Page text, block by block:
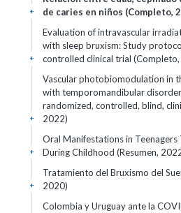
de caries en niños (Completo,
+
Evaluation of intravascular
with sleep bruxism: Study
controlled clinical trial
+
Vascular photobiomodulation in
with temporomandibular
randomized, controlled, blind,
2022)
+
Oral Manifestations in
During Childhood (Resumen,
+
Tratamiento del Bruxismo del
2020)
+
Colombia y Uruguay ante la